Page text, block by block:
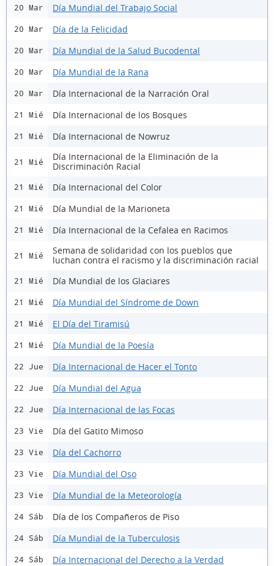
20 Mar Día Mundial del Trabajo Social
20 Mar Día de la Felicidad
20 Mar Día Mundial de la Salud Bucodental
20 Mar Día Mundial de la Rana
20 Mar Día Internacional de la Narración Oral
21 Mié Día Internacional de los Bosques
21 Mié Día Internacional de Nowruz
21 Mié
Día Internacional de la Eliminación de la
Discriminación Racial
21 Mié Día Internacional del Color
21 Mié Día Mundial de la Marioneta
21 Mié Día Internacional de la Cefalea en Racimos
21 Mié
Semana de solidaridad con los pueblos que
luchan contra el racismo y la discriminación racial
21 Mié Día Mundial de los Glaciares
21 Mié Día Mundial del Síndrome de Down
21 Mié El Día del Tiramisú
21 Mié Día Mundial de la Poesía
22 Jue Día Internacional de Hacer el Tonto
22 Jue Día Mundial del Agua
22 Jue Día Internacional de las Focas
23 Vie Día del Gatito Mimoso
23 Vie Día del Cachorro
23 Vie Día Mundial del Oso
23 Vie Día Mundial de la Meteorología
24 Sáb Día de los Compañeros de Piso
24 Sáb Día Mundial de la Tuberculosis
24 Sáb Día Internacional del Derecho a la Verdad